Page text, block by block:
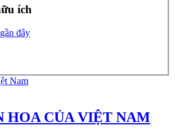
ích
đây
HOA CỦA VIỆT NAM